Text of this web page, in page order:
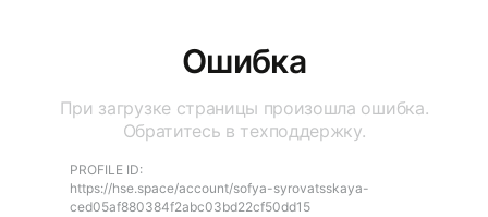
Ошибка
При загрузке страницы произошла ошибка.
Обратитесь в техподдержку.
PROFILE ID:
https://hse.space/account/sofya-syrovatsskaya-
ced05af880384f2abc03bd22cf50dd15